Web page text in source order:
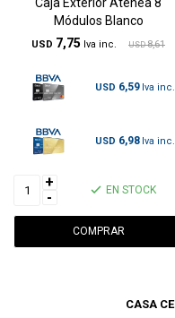
Caja Exterior Atenea 8
Módulos Blanco
USD 7,75 USD 8,61
USD 6,59
USD 6,98
+
-
EN STOCK
CASA